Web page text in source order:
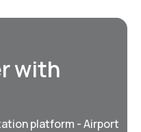
with
platform - Airport